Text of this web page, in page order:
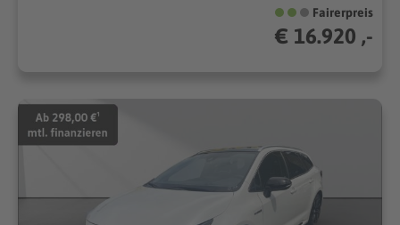
Fairerpreis
€ 16.920 ,-